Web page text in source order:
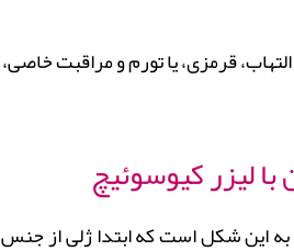
قرمزی، یا تورم و مراقبت خاصی،
لیزر کیوسوئیچ
به این شکل است که ابتدا ژلی